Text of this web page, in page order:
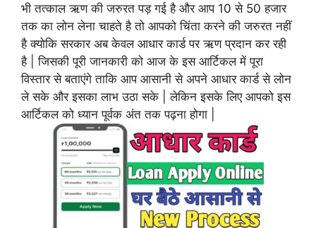
भी तत्काल ऋण की जरुरत पड़ गई है और आप 10 से 50 हजार
तक का लोन लेना चाहते है तो आपको चिंता करने की जरुरत नहीं
है क्योकि सरकार अब केवल आधार कार्ड पर ऋण प्रदान कर रही
है | जिसकी पूरी जानकारी को आज के इस आर्टिकल में पूरा
विस्तार से बताएंगे ताकि आप आसानी से अपने आधार कार्ड से लोन
ले सके और इसका लाभ उठा सके | लेकिन इसके लिए आपको इस
आर्टिकल को ध्यान पूर्वक अंत तक पढ़ना होगा |